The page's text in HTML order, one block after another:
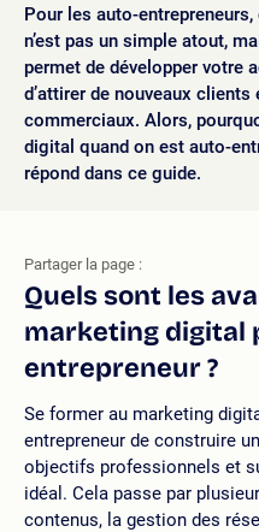
Pour les auto-
n’est pas un simple atout,
permet de développer votre
d’attirer de nouveaux
commerciaux. Alors,
digital quand on est auto-
répond dans ce guide.
Quels sont les
marketing digital
entrepreneur ?
Se former au marketing
entrepreneur de construire
objectifs professionnels et
idéal. Cela passe par
contenus, la gestion des
Partager la page :